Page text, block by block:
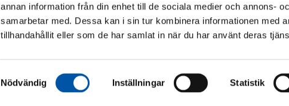
annan information från din enhet till de sociala medier och annons-
samarbetar med. Dessa kan i sin tur kombinera informationen med
tillhandahållit eller som de har samlat in när du har använt deras
Samtyckesval
Nödvändig Inställningar Statistik